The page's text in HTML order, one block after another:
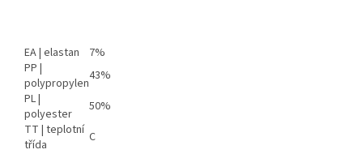
EA | elastan
7%
PP |
polypropylen43%
PL |
polyester
50%
TT | teplotní
třída
C